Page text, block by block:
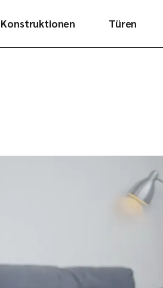
Konstruktionen
Bearbeitung
Türen
Innentüren
Raumplaner